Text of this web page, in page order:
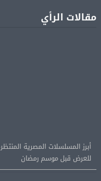
مقالات الرأي
للعرض قبل موسم رمضان